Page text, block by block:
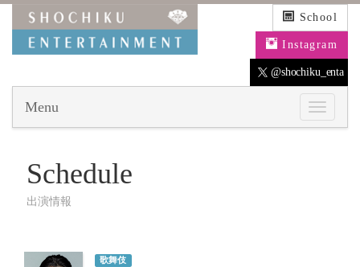
School
Instagram
@shochiku_enta
Menu
Schedule
出演情報
歌舞伎